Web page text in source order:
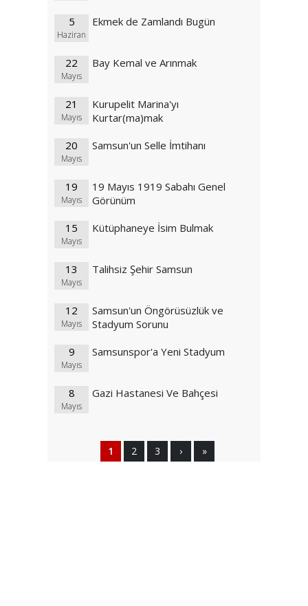
5
Haziran
Ekmek de Zamlandı Bugün
22
Mayıs
Bay Kemal ve Arınmak
21
Mayıs
Kurupelit Marina'yı
Kurtar(ma)mak
20
Mayıs
Samsun'un Selle İmtihanı
19
Mayıs
19 Mayıs 1919 Sabahı Genel
Görünüm
15
Mayıs
Kütüphaneye İsim Bulmak
13
Mayıs
Talihsiz Şehir Samsun
12
Mayıs
Samsun'un Öngörüsüzlük ve
Stadyum Sorunu
9
Mayıs
Samsunspor'a Yeni Stadyum
8
Mayıs
Gazi Hastanesi Ve Bahçesi
1 2 3 › »